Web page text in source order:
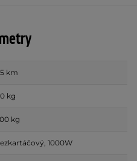
km
kg
kg
1000W